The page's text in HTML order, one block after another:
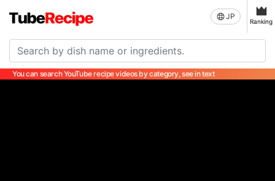
JP
Ranking
You can search YouTube recipe videos by category, see in text